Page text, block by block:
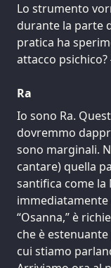
Lo strumento
durante la parte
pratica ha
attacco psichico?
Ra
Io sono Ra.
dovremmo
sono marginali.
cantare) quella
santifica come la
immediatamente
“Osanna,” è
che è
cui stiamo